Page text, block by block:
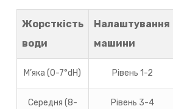
Жорсткість
води
Налаштування
машини
М’яка (0-7°dH) Рівень 1-2
Середня (8-
Рівень 3-4